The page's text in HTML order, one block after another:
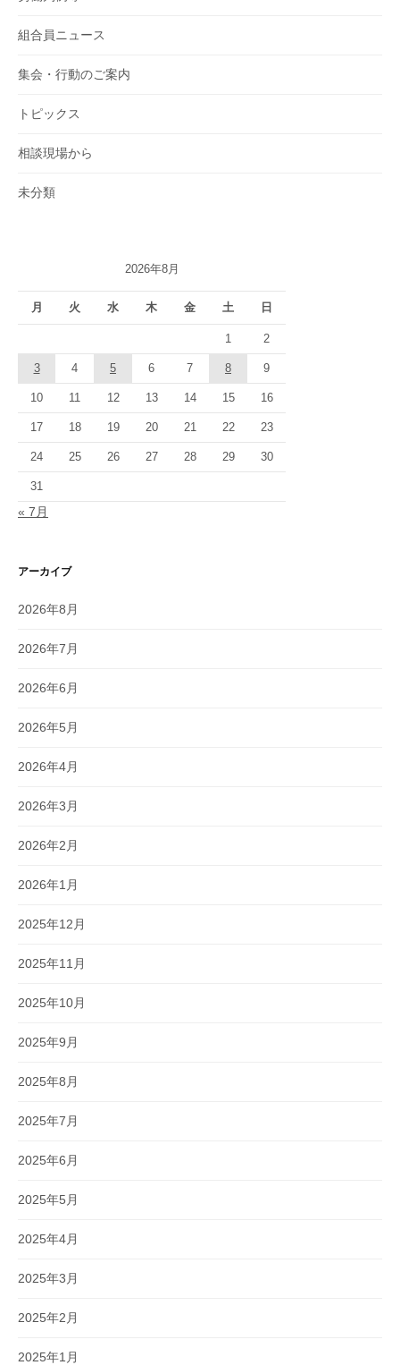
組合員ニュース
集会・行動のご案内
トピックス
相談現場から
未分類
2026年8月
月 火 水 木 金 土 日
1 2
3 4 5 6 7 8 9
10 11 12 13 14 15 16
17 18 19 20 21 22 23
24 25 26 27 28 29 30
31
« 7月
アーカイブ
2026年8月
2026年7月
2026年6月
2026年5月
2026年4月
2026年3月
2026年2月
2026年1月
2025年12月
2025年11月
2025年10月
2025年9月
2025年8月
2025年7月
2025年6月
2025年5月
2025年4月
2025年3月
2025年2月
2025年1月